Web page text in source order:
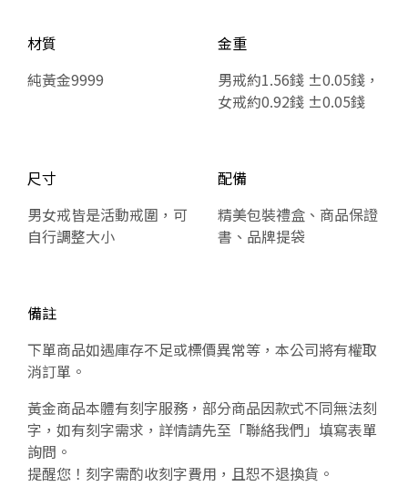
材質
純黃金9999
金重
男戒約1.56錢 ±0.05錢，
女戒約0.92錢 ±0.05錢
尺寸
男女戒皆是活動戒圍，可
自行調整大小
配備
精美包裝禮盒、商品保證
書、品牌提袋
備註
下單商品如遇庫存不足或標價異常等，本公司將有權取
消訂單。
黃金商品本體有刻字服務，部分商品因款式不同無法刻
字，如有刻字需求，詳情請先至「聯絡我們」填寫表單
詢問。
提醒您！刻字需酌收刻字費用，且恕不退換貨。